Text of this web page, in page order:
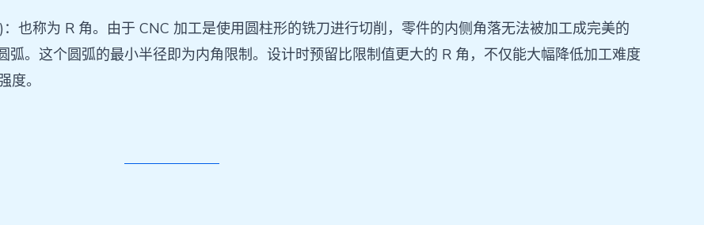
也称为 R 角。由于 CNC 加工是使用圆柱形的铣刀进行切削，零件的内侧角落无法被加工成完美的
。这个圆弧的最小半径即为内角限制。设计时预留比限制值更大的 R 角，不仅能大幅降低加工难度
度。